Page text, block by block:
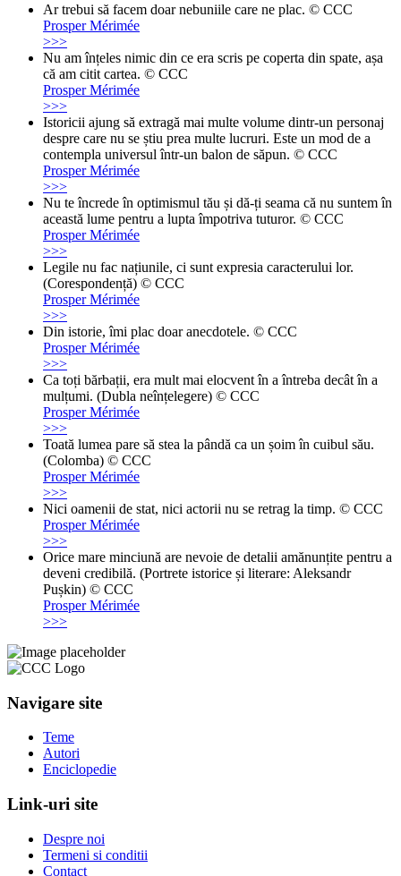
Ar trebui să facem doar nebuniile care ne plac. © CCC
Prosper Mérimée
>>>
Nu am înțeles nimic din ce era scris pe coperta din spate, așa
că am citit cartea. © CCC
Prosper Mérimée
>>>
Istoricii ajung să extragă mai multe volume dintr-un personaj
despre care nu se știu prea multe lucruri. Este un mod de a
contempla universul într-un balon de săpun. © CCC
Prosper Mérimée
>>>
Nu te încrede în optimismul tău și dă-ți seama că nu suntem în
această lume pentru a lupta împotriva tuturor. © CCC
Prosper Mérimée
>>>
Legile nu fac națiunile, ci sunt expresia caracterului lor.
(Corespondență) © CCC
Prosper Mérimée
>>>
Din istorie, îmi plac doar anecdotele. © CCC
Prosper Mérimée
>>>
Ca toți bărbații, era mult mai elocvent în a întreba decât în ​​a
mulțumi. (Dubla neînțelegere) © CCC
Prosper Mérimée
>>>
Toată lumea pare să stea la pândă ca un șoim în cuibul său.
(Colomba) © CCC
Prosper Mérimée
>>>
Nici oamenii de stat, nici actorii nu se retrag la timp. © CCC
Prosper Mérimée
>>>
Orice mare minciună are nevoie de detalii amănunțite pentru a
deveni credibilă. (Portrete istorice și literare: Aleksandr
Pușkin) © CCC
Prosper Mérimée
>>>
Navigare site
Teme
Autori
Enciclopedie
Link-uri site
Despre noi
Termeni si conditii
Contact